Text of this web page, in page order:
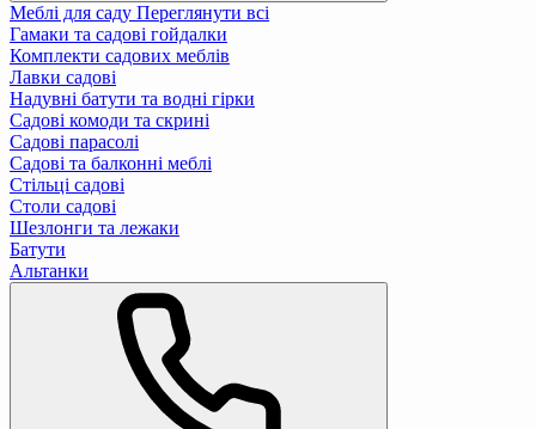
Меблі для саду Переглянути всі
Гамаки та садові гойдалки
Комплекти садових меблів
Лавки садові
Надувні батути та водні гірки
Садові комоди та скрині
Садові парасолі
Садові та балконні меблі
Стільці садові
Столи садові
Шезлонги та лежаки
Батути
Альтанки